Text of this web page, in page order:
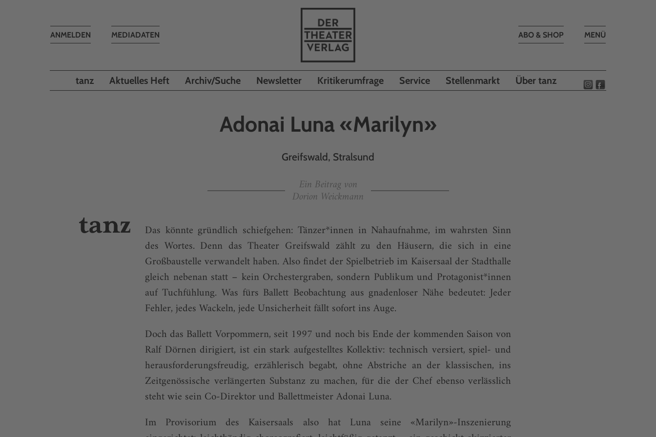
Toggle
MENÜ
ABO & SHOP
MEDIADATEN
Toggle
ANMELDEN
tanz Aktuelles Heft Archiv/Suche Newsletter Kritikerumfrage Service Stellenmarkt Über tanz
Adonai Luna «Marilyn»
Greifswald, Stralsund
Ein Beitrag von
Dorion Weickmann
Das könnte gründlich schiefgehen: Tänzer*innen in Nahaufnahme, im wahrsten Sinn
des Wortes. Denn das Theater Greifswald zählt zu den Häusern, die sich in eine
Großbaustelle verwandelt haben. Also findet der Spielbetrieb im Kaisersaal der Stadthalle
gleich nebenan statt – kein Orchestergraben, sondern Publikum und Protagonist*innen
auf Tuchfühlung. Was fürs Ballett Beobachtung aus gnadenloser Nähe bedeutet: Jeder
Fehler, jedes Wackeln, jede Unsicherheit fällt sofort ins Auge.
Doch das Ballett Vorpommern, seit 1997 und noch bis Ende der kommenden Saison von
Ralf Dörnen dirigiert, ist ein stark aufgestelltes Kollektiv: technisch versiert, spiel- und
herausforderungsfreudig, erzählerisch begabt, ohne Abstriche an der klassischen, ins
Zeitgenössische verlängerten Substanz zu machen, für die der Chef ebenso verlässlich
steht wie sein Co-Direktor und Ballettmeister Adonai Luna.
Im Provisorium des Kaisersaals also hat Luna seine «Marilyn»-Inszenierung